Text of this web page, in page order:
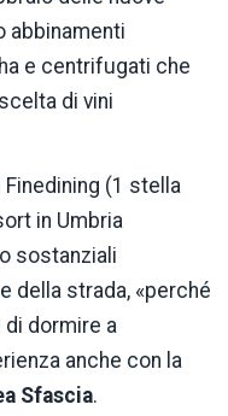
abbinamenti
e centrifugati che
di vini
Finedining (1 stella
in Umbria
sostanziali
della strada, «perché
di dormire a
anche con la
Sfascia.